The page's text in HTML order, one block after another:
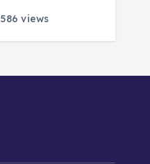
586 views